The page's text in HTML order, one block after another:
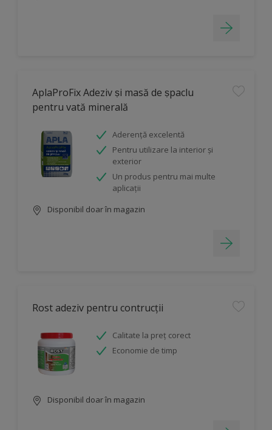
AplaProFix Adeziv ṣi masă de ṣpaclu
pentru vată minerală
Aderență excelentă
Pentru utilizare la interior și
exterior
Un produs pentru mai multe
aplicații
Disponibil doar în magazin
Rost adeziv pentru contrucții
Calitate la preț corect
Economie de timp
Disponibil doar în magazin